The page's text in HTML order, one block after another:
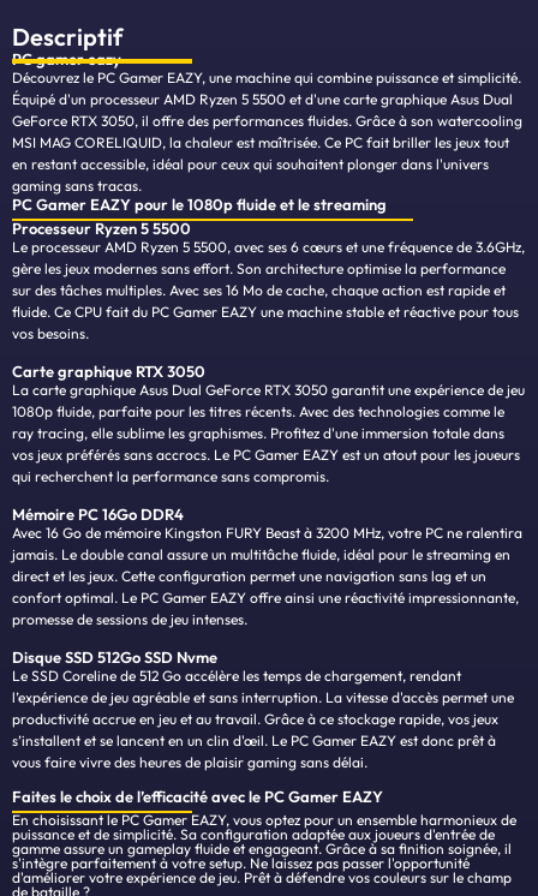
Descriptif
PCgamer eazy
Découvrez le PC Gamer EAZY, une machine qui combine puissance et simplicité.
Équipé d'un processeur AMD Ryzen 5 5500 et d'une carte graphique Asus Dual
GeForce RTX 3050, il offre des performances fluides. Grâce à son watercooling
MSI MAG CORELIQUID, la chaleur est maîtrisée. Ce PC fait briller les jeux tout
en restant accessible, idéal pour ceux qui souhaitent plonger dans l'univers
gaming sans tracas.
PC Gamer EAZY pour le 1080p fluide et le streaming
Processeur Ryzen 5 5500
Le processeur AMD Ryzen 5 5500, avec ses 6 cœurs et une fréquence de 3.6GHz,
gère les jeux modernes sans effort. Son architecture optimise la performance
sur des tâches multiples. Avec ses 16 Mo de cache, chaque action est rapide et
fluide. Ce CPU fait du PC Gamer EAZY une machine stable et réactive pour tous
vos besoins.
Carte graphique RTX 3050
La carte graphique Asus Dual GeForce RTX 3050 garantit une expérience de jeu
1080p fluide, parfaite pour les titres récents. Avec des technologies comme le
ray tracing, elle sublime les graphismes. Profitez d'une immersion totale dans
vos jeux préférés sans accrocs. Le PC Gamer EAZY est un atout pour les joueurs
qui recherchent la performance sans compromis.
Mémoire PC 16Go DDR4
Avec 16 Go de mémoire Kingston FURY Beast à 3200 MHz, votre PC ne ralentira
jamais. Le double canal assure un multitâche fluide, idéal pour le streaming en
direct et les jeux. Cette configuration permet une navigation sans lag et un
confort optimal. Le PC Gamer EAZY offre ainsi une réactivité impressionnante,
promesse de sessions de jeu intenses.
Disque SSD 512Go SSD Nvme
Le SSD Coreline de 512 Go accélère les temps de chargement, rendant
l’expérience de jeu agréable et sans interruption. La vitesse d'accès permet une
productivité accrue en jeu et au travail. Grâce à ce stockage rapide, vos jeux
s’installent et se lancent en un clin d'œil. Le PC Gamer EAZY est donc prêt à
vous faire vivre des heures de plaisir gaming sans délai.
Faites le choix de l’efficacité avec le PC Gamer EAZY
En choisissant le PC Gamer EAZY, vous optez pour un ensemble harmonieux de
puissance et de simplicité. Sa configuration adaptée aux joueurs d'entrée de
gamme assure un gameplay fluide et engageant. Grâce à sa finition soignée, il
s'intègre parfaitement à votre setup. Ne laissez pas passer l'opportunité
d'améliorer votre expérience de jeu. Prêt à défendre vos couleurs sur le champ
de bataille ?